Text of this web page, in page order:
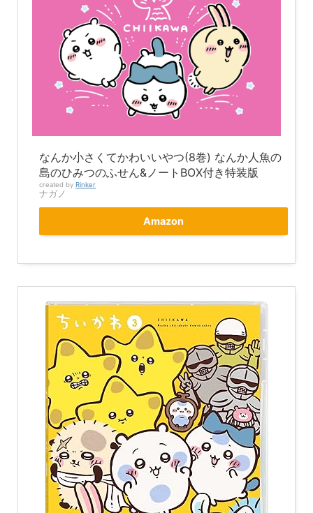
なんか小さくてかわいいやつ(8巻) なんか人魚の
島のひみつのふせん&ノートBOX付き特装版
created by Rinker
ナガノ
Amazon